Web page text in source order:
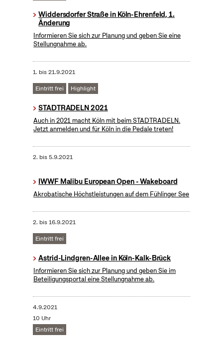
Widdersdorfer Straße in Köln-Ehrenfeld, 1.
Änderung
Informieren Sie sich zur Planung und geben Sie eine
Stellungnahme ab.
1. bis21.9.2021
Eintritt frei Highlight
STADTRADELN 2021
Auch in 2021 macht Köln mit beim STADTRADELN.
Jetzt anmelden und für Köln in die Pedale treten!
2. bis5.9.2021
IWWF Malibu European Open - Wakeboard
Akrobatische Höchstleistungen auf dem Fühlinger See
2. bis16.9.2021
Eintritt frei
Astrid-Lindgren-Allee in Köln-Kalk-Brück
Informieren Sie sich zur Planung und geben Sie im
Beteiligungsportal eine Stellungnahme ab.
4.9.2021
10 Uhr
Eintritt frei